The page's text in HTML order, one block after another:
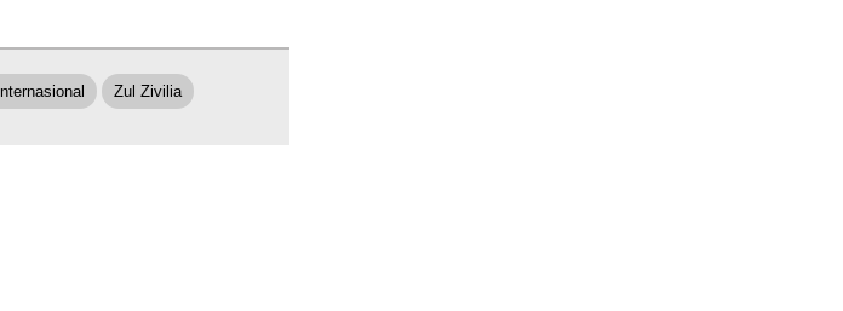
Zul Zivilia